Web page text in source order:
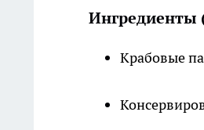
Ингредиенты
Крабовые